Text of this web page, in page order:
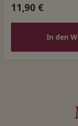
Regulärer Preis:
11,90 €
In den